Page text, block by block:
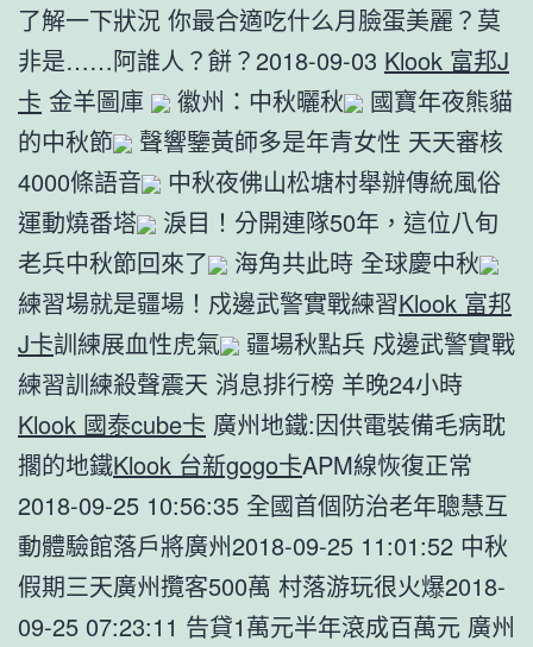
了解一下狀況 你最合適吃什么月臉蛋美麗？莫
非是……阿誰人？餅？2018-09-03 Klook 富邦J
卡 金羊圖庫 徽州：中秋曬秋
國寶年夜熊貓
的中秋節
聲響鑒黃師多是年青女性 天天審核
4000條語音
中秋夜佛山松塘村舉辦傳統風俗
運動燒番塔
淚目！分開連隊50年，這位八旬
老兵中秋節回來了
海角共此時 全球慶中秋
練習場就是疆場！戍邊武警實戰練習Klook 富邦
J卡訓練展血性虎氣
疆場秋點兵 戍邊武警實戰
練習訓練殺聲震天 消息排行榜 羊晚24小時
Klook 國泰cube卡 廣州地鐵:因供電裝備毛病耽
擱的地鐵Klook 台新gogo卡APM線恢復正常
2018-09-25 10:56:35 全國首個防治老年聰慧互
動體驗館落戶將廣州2018-09-25 11:01:52 中秋
假期三天廣州攬客500萬 村落游玩很火爆2018-
09-25 07:23:11 告貸1萬元半年滾成百萬元 廣州